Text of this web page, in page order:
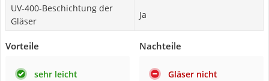
UV-400-Beschichtung der
Gläser
Ja
Vorteile
sehr leicht
Nachteile
Gläser nicht